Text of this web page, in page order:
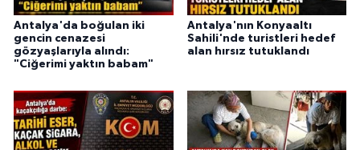
Antalya'da boğulan iki
gencin cenazesi
gözyaşlarıyla alındı:
"Ciğerimi yaktın babam"
Antalya'nın Konyaaltı
Sahili'nde turistleri hedef
alan hırsız tutuklandı